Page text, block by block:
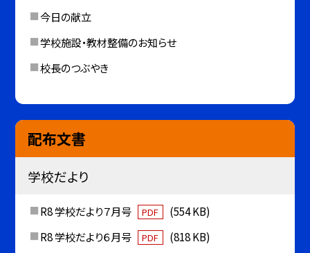
今日の献立
学校施設・教材整備のお知らせ
校長のつぶやき
配布文書
学校だより
R8 学校だより７月号 PDF
(554 KB)
R8 学校だより６月号
PDF
(818 KB)